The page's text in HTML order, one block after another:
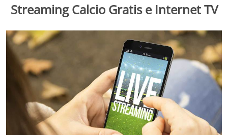
Streaming Calcio Gratis e Internet TV